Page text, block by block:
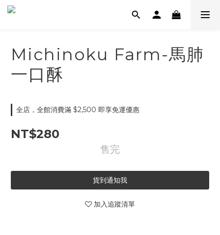
Michinoku Farm-馬肺
一口酥
全店，全館消費滿 $2,500 即享免運優惠
NT$280
售完
貨到通知我
加入追蹤清單